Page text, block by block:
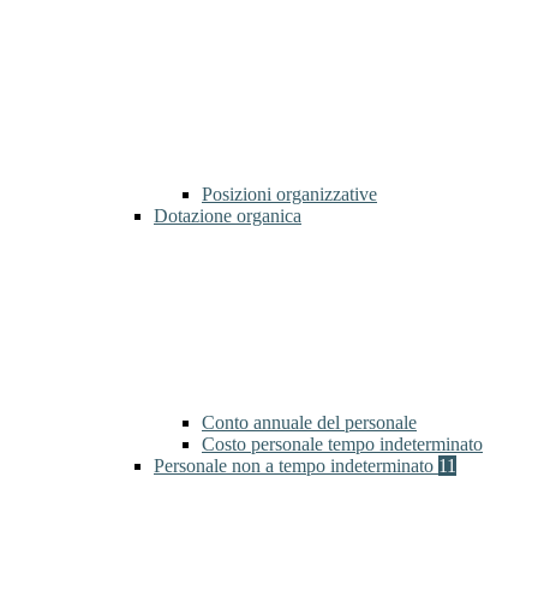
Posizioni organizzative
Dotazione organica
Conto annuale del personale
Costo personale tempo indeterminato
Personale non a tempo indeterminato 11